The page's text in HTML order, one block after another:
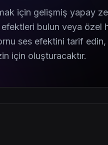
için gelişmiş yapay
bulun veya özel
ses efektini tarif
için oluşturacaktır.